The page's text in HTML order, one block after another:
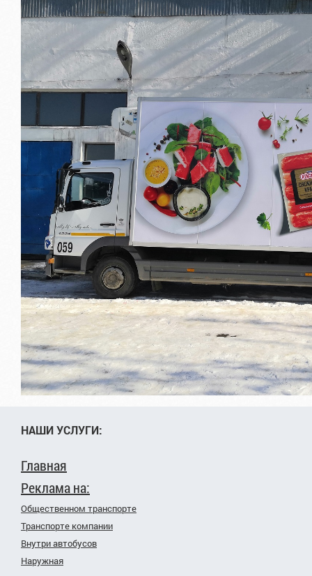
НАШИ УСЛУГИ:
Главная
Реклама на:
Общественном транспорте
Транспорте компании
Внутри автобусов
Наружная